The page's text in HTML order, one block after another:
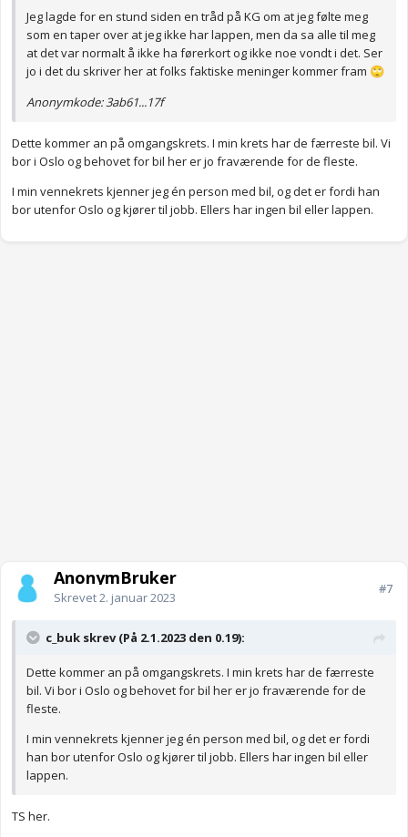
Jeg lagde for en stund siden en tråd på KG om at jeg følte meg
som en taper over at jeg ikke har lappen, men da sa alle til meg
at det var normalt å ikke ha førerkort og ikke noe vondt i det. Ser
jo i det du skriver her at folks faktiske meninger kommer fram 🙄
Anonymkode: 3ab61...17f
Dette kommer an på omgangskrets. I min krets har de færreste bil. Vi
bor i Oslo og behovet for bil her er jo fraværende for de fleste.
I min vennekrets kjenner jeg én person med bil, og det er fordi han
bor utenfor Oslo og kjører til jobb. Ellers har ingen bil eller lappen.
AnonymBruker
Skrevet2. januar 2023
#7
c_buk skrev (På 2.1.2023 den 0.19):
Dette kommer an på omgangskrets. I min krets har de færreste
bil. Vi bor i Oslo og behovet for bil her er jo fraværende for de
fleste.
I min vennekrets kjenner jeg én person med bil, og det er fordi
han bor utenfor Oslo og kjører til jobb. Ellers har ingen bil eller
lappen.
TS her.